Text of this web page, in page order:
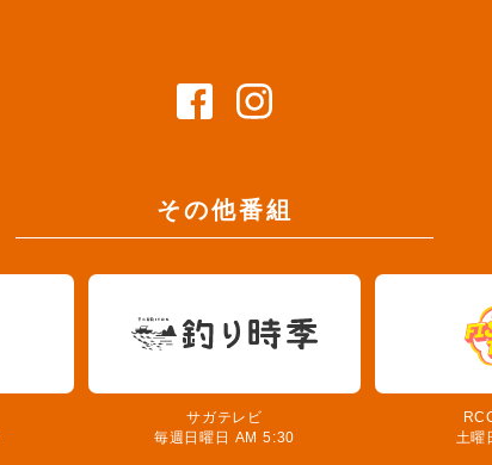
その他番組
サガテレビ
毎週日曜日 AM 5:30
土曜